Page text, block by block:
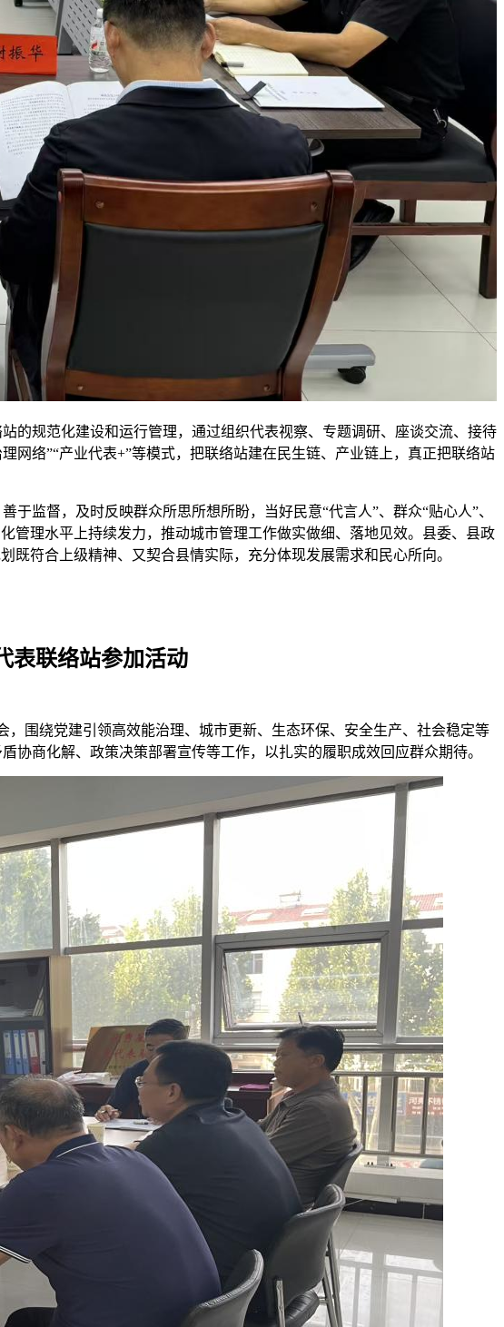
的规范化建设和运行管理，通过组织代表视察、专题调研、座谈交流、接待
网络”“产业代表+”等模式，把联络站建在民生链、产业链上，真正把联络站
监督，及时反映群众所思所想所盼，当好民意“代言人”、群众“贴心人”、
管理水平上持续发力，推动城市管理工作做实做细、落地见效。县委、县政
符合上级精神、又契合县情实际，充分体现发展需求和民心所向。
表联络站参加活动​
围绕党建引领高效能治理、城市更新、生态环保、安全生产、社会稳定等
商化解、政策决策部署宣传等工作，以扎实的履职成效回应群众期待。